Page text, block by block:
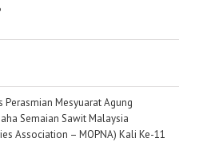
Perasmian Mesyuarat Agung
Semaian Sawit Malaysia
Association – MOPNA) Kali Ke-11